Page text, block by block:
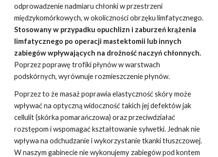
odprowadzenie nadmiaru chłonki w przestrzeni
międzykomórkowych, w okoliczności obrzęku limfatycznego.
Stosowany w przypadku opuchlizn i zaburzeń krążenia
limfatycznego po operacji mastektomii lub innych
zabiegów wpływających na drożność naczyń chłonnych.
Poprzez poprawę trofiki płynów w warstwach
podskórnych, wyrównuje rozmieszczenie płynów.
Poprzez to że masaż poprawia elastyczność skóry może
wpływać na optyczną widoczność takich jej defektów jak
cellulit (skórka pomarańczowa) oraz przeciwdziałać
rozstępom i wspomagać kształtowanie sylwetki. Jednak nie
wpływa na odchudzanie i wykorzystanie tkanki tłuszczowej.
W naszym gabinecie nie wykonujemy zabiegów pod kontem